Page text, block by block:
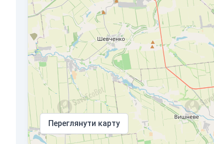
Переглянути карту